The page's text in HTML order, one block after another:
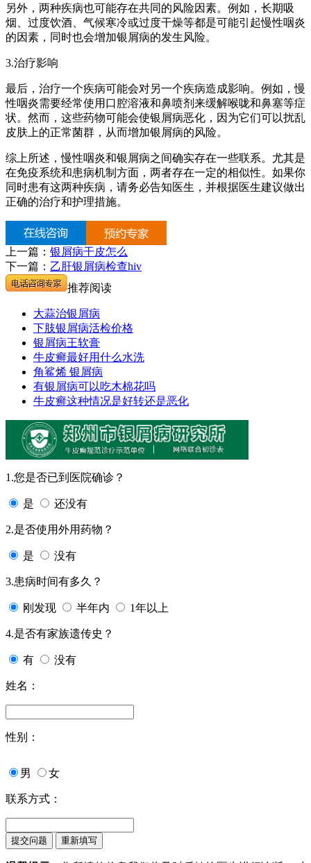
另外，两种疾病也可能存在共同的风险因素。例如，长期吸
烟、过度饮酒、气候寒冷或过度干燥等都是可能引起慢性咽炎
的因素，同时也会增加银屑病的发生风险。
3.治疗影响
最后，治疗一个疾病可能会对另一个疾病造成影响。例如，慢
性咽炎需要经常使用口腔溶液和鼻喷剂来缓解喉咙和鼻塞等症
状。然而，这些药物可能会使银屑病恶化，因为它们可以扰乱
皮肤上的正常菌群，从而增加银屑病的风险。
综上所述，慢性咽炎和银屑病之间确实存在一些联系。尤其是
在免疫系统和患病机制方面，两者存在一定的相似性。如果你
同时患有这两种疾病，请务必告知医生，并根据医生建议做出
正确的治疗和护理措施。
上一篇： 银屑病干皮怎么
下一篇： 乙肝银屑病检查hiv
推荐阅读
大蒜治银屑病
下肢银屑病活检价格
银屑病王软膏
牛皮癣最好用什么水洗
角鲨烯 银屑病
有银屑病可以吃木棉花吗
牛皮癣这种情况是好转还是恶化
1.您是否已到医院确诊？
是 还没有
2.是否使用外用药物？
是 没有
3.患病时间有多久？
刚发现 半年内 1年以上
4.是否有家族遗传史？
有 没有
姓名：
性别：
男 女
联系方式：